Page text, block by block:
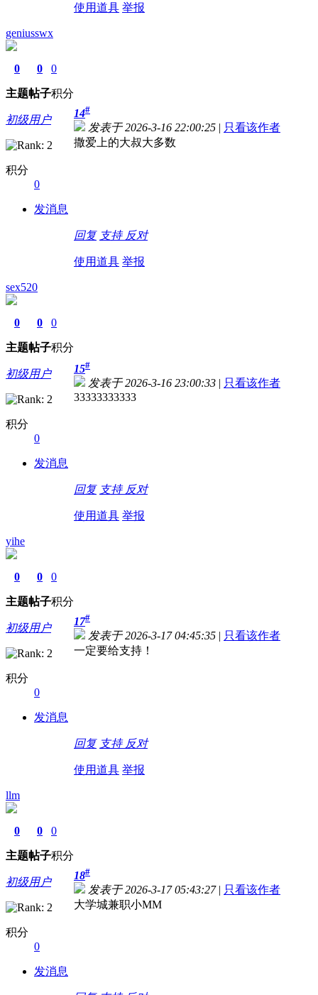
使用道具 举报
geniusswx
0
主题
0
帖子
0
积分
初级用户
积分
0
发消息
14#
发表于 2026-3-16 22:00:25 | 只看该作者
撒爱上的大叔大多数
回复 支持 反对
使用道具 举报
sex520
0
主题
0
帖子
0
积分
初级用户
积分
0
发消息
15#
发表于 2026-3-16 23:00:33 | 只看该作者
33333333333
回复 支持 反对
使用道具 举报
yihe
0
主题
0
帖子
0
积分
初级用户
积分
0
发消息
17#
发表于 2026-3-17 04:45:35 | 只看该作者
一定要给支持！
回复 支持 反对
使用道具 举报
llm
0
主题
0
帖子
0
积分
初级用户
积分
0
发消息
18#
发表于 2026-3-17 05:43:27 | 只看该作者
大学城兼职小MM